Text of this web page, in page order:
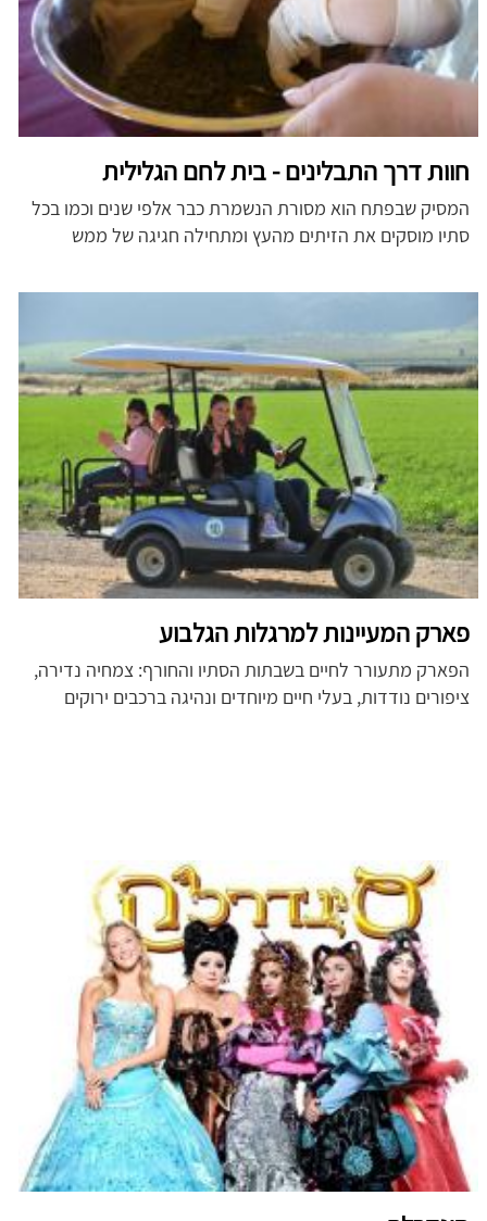
חוות דרך התבלינים - בית לחם הגלילית
המסיק שבפתח הוא מסורת הנשמרת כבר אלפי שנים וכמו בכל
סתיו מוסקים את הזיתים מהעץ ומתחילה חגיגה של ממש
פארק המעיינות למרגלות הגלבוע
הפארק מתעורר לחיים בשבתות הסתיו והחורף: צמחיה נדירה,
ציפורים נודדות, בעלי חיים מיוחדים ונהיגה ברכבים ירוקים